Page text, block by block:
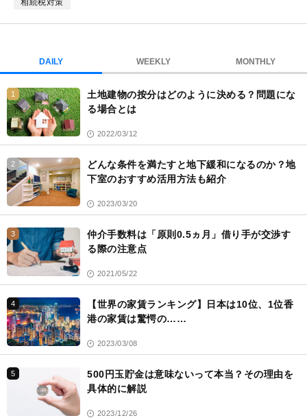
ー
DAILY WEEKLY MONTHLY
1
土地建物の按分はどのように決める？問題にな
る場合とは
2022/03/12
2
どんな条件を満たすと地下緩和になるのか？地
下室のおすすめ活用方法も紹介
2023/03/20
3
仲介手数料は「原則0.5ヵ月」借り手が交渉す
る際の注意点
2021/05/22
4
【世界の家賃ランキング】日本は10位、1位香
港の家賃は驚愕の……
2023/03/08
5
500円玉貯金は意味ないって本当？その理由を
具体的に解説
2023/12/26